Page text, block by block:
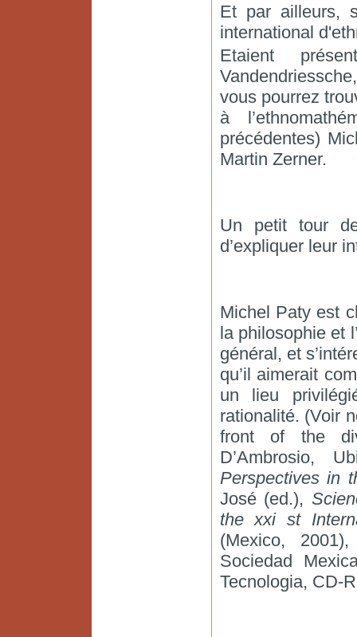
Et par ailleurs,
international
Etaient
vous pourrez
à
précédentes)
Martin Zerner.
Un petit tour
d’expliquer leur
Michel Paty est
la philosophie et
général, et
qu’il aimerait
un lieu
rationalité. (Voir
front of the
D’Ambrosio,
Perspectives in
José (ed.),
the xxi st
(Mexico,
Sociedad
Tecnologia, CD-